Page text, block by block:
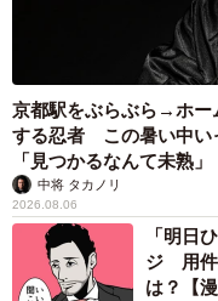
京都駅をぶらぶら→ホー
する忍者 この暑い中
「見つかるなんて未熟」
中将 タカノリ
2026.08.06
「明日
ジ 用件
は？【漫